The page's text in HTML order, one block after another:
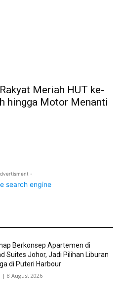
Meriah HUT ke-
hingga Motor Menanti
-
Berkonsep Apartemen di
Suites Johor, Jadi Pilihan Liburan
di Puteri Harbour
| 8 August 2026